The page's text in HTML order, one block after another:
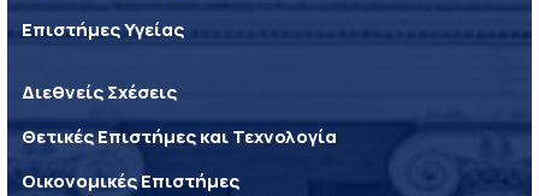
Επιστήμες Υγείας
Διεθνείς Σχέσεις
Θετικές Επιστήμες και Τεχνολογία
Οικονομικές Επιστήμες